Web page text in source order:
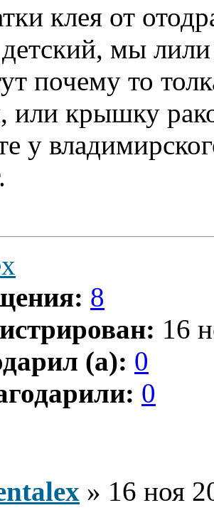
клея от
мы лили
почему то
или крышку
у
8
16
(а): 0
0
» 16 ноя